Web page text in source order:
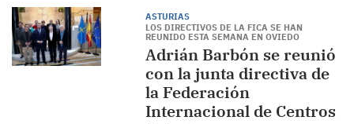
ASTURIAS
LOS DIRECTIVOS DE LA FICA SE HAN
REUNIDO ESTA SEMANA EN OVIEDO
Adrián Barbón se reunió
con la junta directiva de
la Federación
Internacional de Centros